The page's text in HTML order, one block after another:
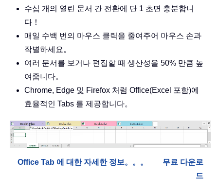
수십 개의 열린 문서 간 전환에 단 1 초면 충분합니
다！
매일 수백 번의 마우스 클릭을 줄여주어 마우스 손과
작별하세요。
여러 문서를 보거나 편집할 때 생산성을 50% 만큼 높
여줍니다。
Chrome, Edge 및 Firefox 처럼 Office(Excel 포함)에
효율적인 Tabs 를 제공합니다。
Office Tab 에 대한 자세한 정보。。。
무료 다운로
드